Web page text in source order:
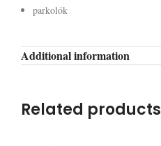
parkolók
Additional information
Related products